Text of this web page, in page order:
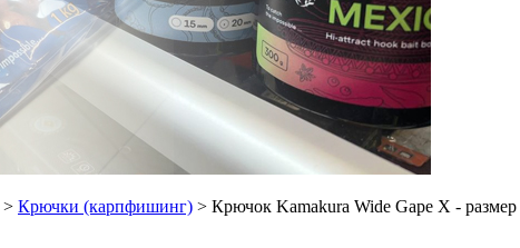
> Крючки (карпфишинг) > Крючок Kamakura Wide Gape X - размер